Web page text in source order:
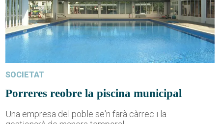
SOCIETAT
Porreres reobre la piscina municipal
Una empresa del poble se'n farà càrrec i la